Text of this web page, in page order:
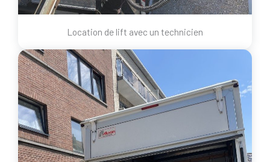
Location de lift avec un technicien